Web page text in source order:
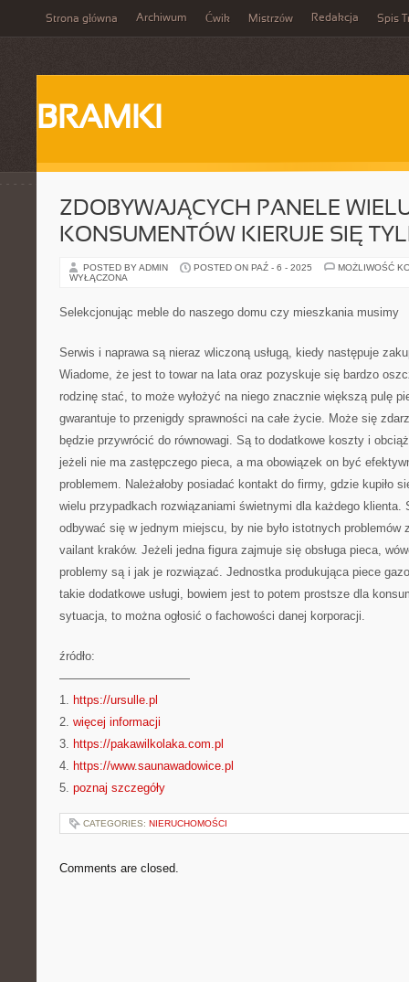
Strona główna Archiwum Ćwik Mistrzów Redakcja Spis
BRAMKI
ZDOBYWAJĄCYCH PANELE
KONSUMENTÓW KIERUJE SIĘ
POSTED BY ADMIN POSTED ON PAŹ - 6 - 2025
MOŻLIWOŚĆ
WYŁĄCZONA
Selekcjonując meble do naszego domu czy mieszkania musimy
Serwis i naprawa są nieraz wliczoną usługą, kiedy następuje
Wiadome, że jest to towar na lata oraz pozyskuje się bardzo
rodzinę stać, to może wyłożyć na niego znacznie większą pulę
gwarantuje to przenigdy sprawności na całe życie. Może się
będzie przywrócić do równowagi. Są to dodatkowe koszty i
jeżeli nie ma zastępczego pieca, a ma obowiązek on być
problemem. Należałoby posiadać kontakt do firmy, gdzie kupiło
wielu przypadkach rozwiązaniami świetnymi dla każdego klienta.
odbywać się w jednym miejscu, by nie było istotnych problemów
vailant kraków. Jeżeli jedna figura zajmuje się obsługa pieca,
problemy są i jak je rozwiązać. Jednostka produkująca piece
takie dodatkowe usługi, bowiem jest to potem prostsze dla
sytuacja, to można ogłosić o fachowości danej korporacji.
źródło:
———————————
1. https://ursulle.pl
2. więcej informacji
3. https://pakawilkolaka.com.pl
4. https://www.saunawadowice.pl
5. poznaj szczegóły
CATEGORIES: NIERUCHOMOŚCI
Comments are closed.